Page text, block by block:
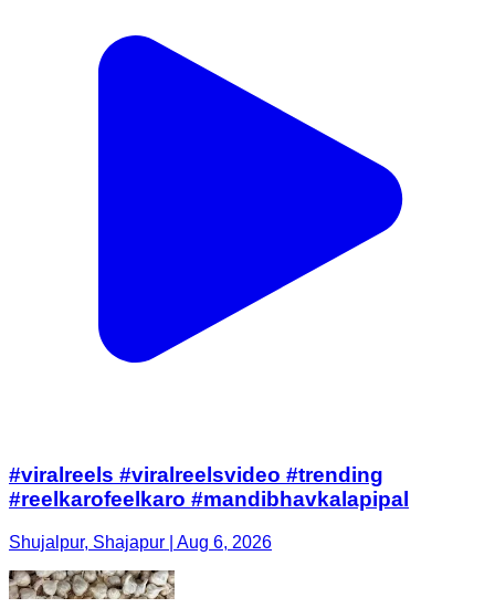
#viralreels #viralreelsvideo #trending
#reelkarofeelkaro #mandibhavkalapipal
Shujalpur, Shajapur | Aug 6, 2026